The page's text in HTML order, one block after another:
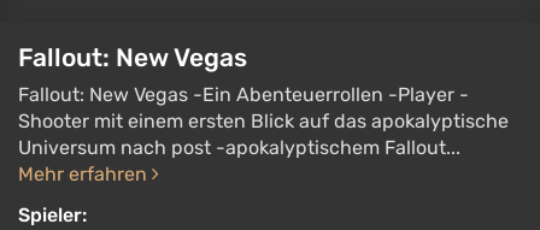
Fallout: New Vegas
Fallout: New Vegas -Ein Abenteuerrollen -Player -
Shooter mit einem ersten Blick auf das apokalyptische
Universum nach post -apokalyptischem Fallout...
Mehr erfahren
Spieler: